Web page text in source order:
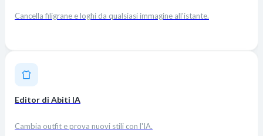
Cancella filigrane e loghi da qualsiasi immagine all'istante.
Editor di Abiti IA
Cambia outfit e prova nuovi stili con l'IA.